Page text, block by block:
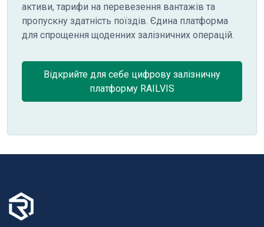
активи, тарифи на перевезення вантажів та
пропускну здатність поїздів. Єдина платформа
для спрощення щоденних залізничних операцій.
Відкрийте для себе цифрову залізничну
платформу RAILVIS